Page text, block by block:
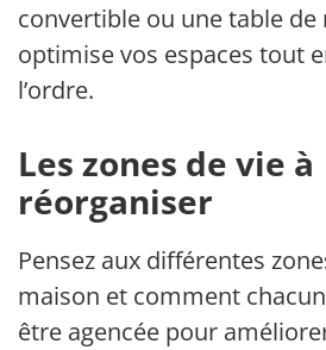
convertible ou une table
optimise vos espaces tout
l’ordre.
Les zones de vie à
réorganiser
Pensez aux différentes
maison et comment
être agencée pour